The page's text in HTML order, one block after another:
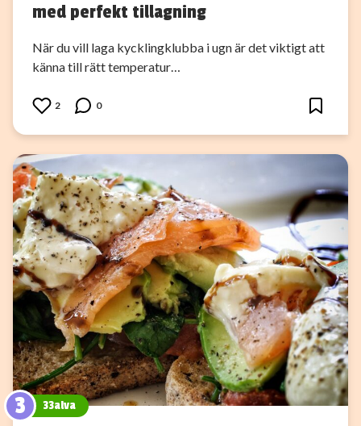
med perfekt tillagning
När du vill laga kycklingklubba i ugn är det viktigt att
känna till rätt temperatur…
2 0
3 33alva